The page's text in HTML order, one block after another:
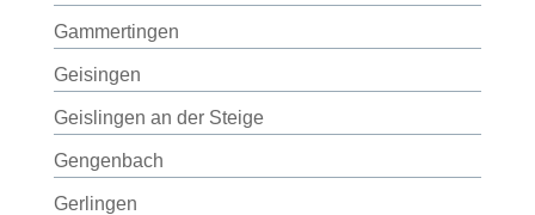
Gammertingen
Geisingen
Geislingen an der Steige
Gengenbach
Gerlingen